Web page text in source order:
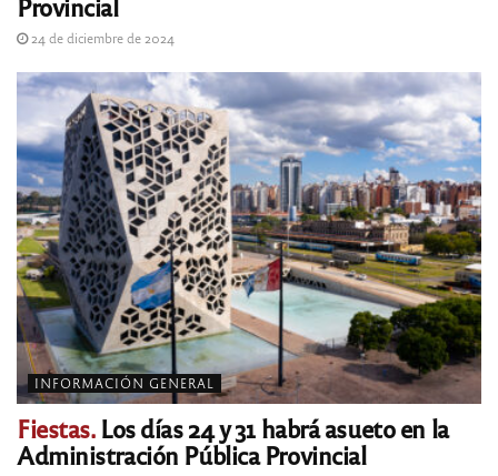
24 de diciembre de 2024
INFORMACIÓN GENERAL
Fiestas.Los días 24 y 31 habrá asueto en la
Administración Pública Provincial